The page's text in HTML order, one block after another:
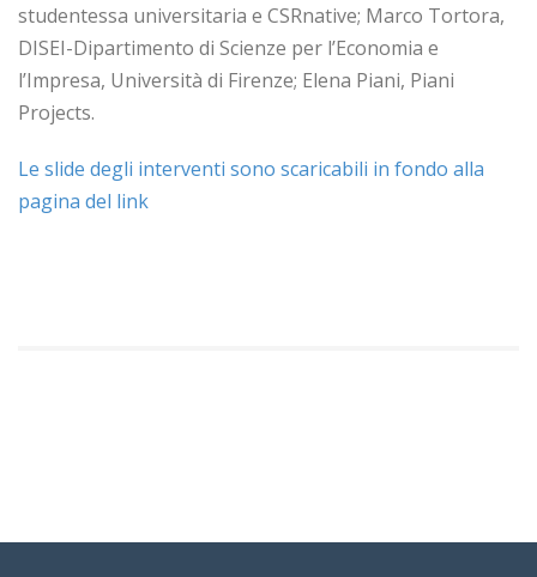
studentessa universitaria e CSRnative; Marco Tortora,
DISEI-Dipartimento di Scienze per l’Economia e
l’Impresa, Università di Firenze; Elena Piani, Piani
Projects.
Le slide degli interventi sono scaricabili in fondo alla
pagina del link